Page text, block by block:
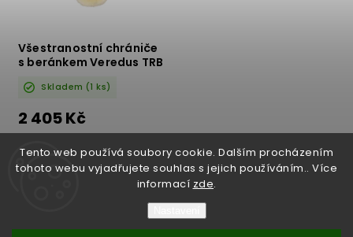
Tento web používá soubory cookie. Dalším procházením
tohoto webu vyjadřujete souhlas s jejich používáním.. Více
informací zde.
Všestranostní chrániče
s beránkem Veredus TRB
Skladem (1 ks)
2 405 Kč
DETAIL
Copyright 2026Bukefalos. Všechna práva vyhrazena.